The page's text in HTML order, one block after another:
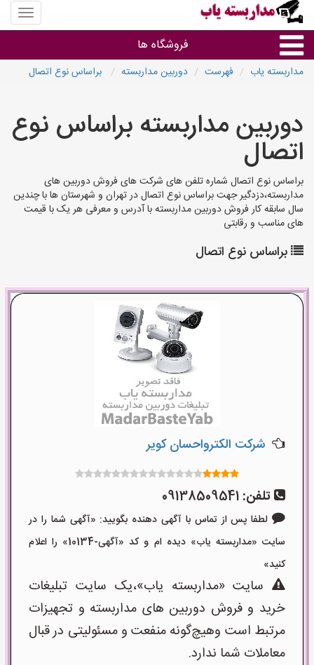
منوی
سایت
یاب
فروشگاه ها
براساس برند
فروشندگان دوربین مداربسته
مداربسته یاب فهرست دوربین مداربسته براساس نوع اتصال
دوربین مداربسته براساس نوع
اتصال
براساس نوع اتصال شماره تلفن های شرکت های فروش دوربین های
مداربسته،دزدگیر جهت براساس نوع اتصال در تهران و شهرستان ها با چندین
سال سابقه کار فروش دوربین مداربسته با آدرس و معرفی هر یک با قیمت
های مناسب و رقابتی
براساس نوع اتصال
شرکت الکترواحسان کویر
تلفن: 09138509541
لطفا پس از تماس با آگهی دهنده بگویید: «آگهی شما را در
سایت «مداربسته یاب» دیده ام و کد «آگهی-10134» را اعلام
کنید»
سایت «مداربسته یاب»،یک سایت تبلیغات
خرید و فروش دوربین های مداربسته و تجهیزات
مرتبط است وهیچ‌گونه منفعت و مسئولیتی در قبال
معاملات شما ندارد.